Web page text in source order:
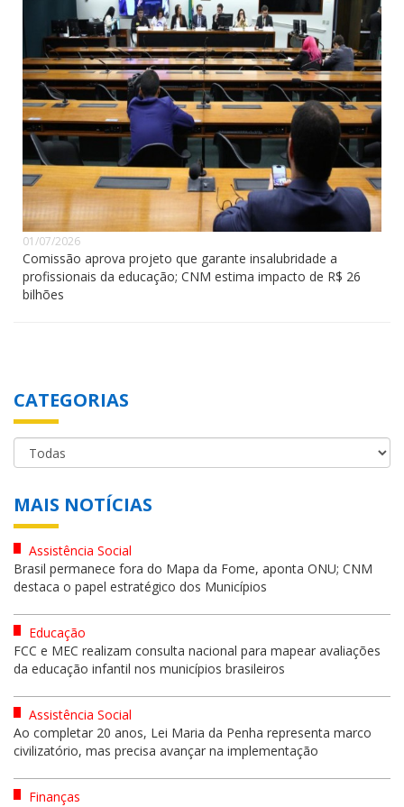
01/07/2026
Comissão aprova projeto que garante insalubridade a
profissionais da educação; CNM estima impacto de R$ 26
bilhões
CATEGORIAS
MAIS NOTÍCIAS
Assistência Social
Brasil permanece fora do Mapa da Fome, aponta ONU; CNM
destaca o papel estratégico dos Municípios
Educação
FCC e MEC realizam consulta nacional para mapear avaliações
da educação infantil nos municípios brasileiros
Assistência Social
Ao completar 20 anos, Lei Maria da Penha representa marco
civilizatório, mas precisa avançar na implementação
Finanças